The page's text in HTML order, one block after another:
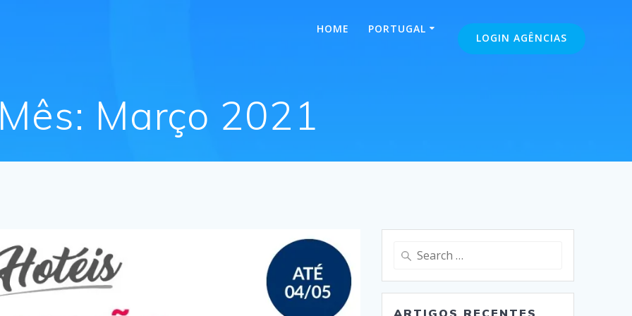
HOME PORTUGAL
LOGIN AGÊNCIAS
Mês: Março 2021
Search
ARTIGOS RECENTES